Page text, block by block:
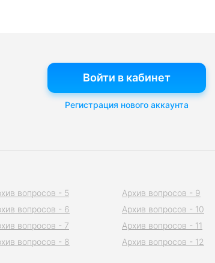
Войти в кабинет
Регистрация нового аккаунта
вопросов - 5
вопросов - 6
вопросов - 7
вопросов - 8
Архив вопросов - 9
Архив вопросов - 10
Архив вопросов - 11
Архив вопросов - 12